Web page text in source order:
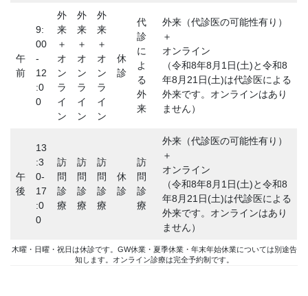
午
前
9:
00
-
12
:0
0
外
来
＋
オ
ン
ラ
イ
ン
外
来
＋
オ
ン
ラ
イ
ン
外
来
＋
オ
ン
ラ
イ
ン
休
診
代
診
に
よ
る
外
来
外来（代診医の可能性有り）
＋
オンライン
（令和8年8月1日(土)と令和8
年8月21日(土)は代診医による
外来です。オンラインはあり
ません）
午
後
13
:3
0-
17
:0
0
訪
問
診
療
訪
問
診
療
訪
問
診
療
休
診
訪
問
診
療
外来（代診医の可能性有り）
＋
オンライン
（令和8年8月1日(土)と令和8
年8月21日(土)は代診医による
外来です。オンラインはあり
ません）
木曜・日曜・祝日は休診です。GW休業・夏季休業・年末年始休業については別途告
知します。オンライン診療は完全予約制です。